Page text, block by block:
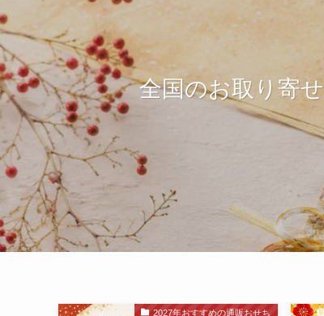
全国のお取り寄
全国のお取り寄
全国のお取り寄
2027年おすすめの通販おせち